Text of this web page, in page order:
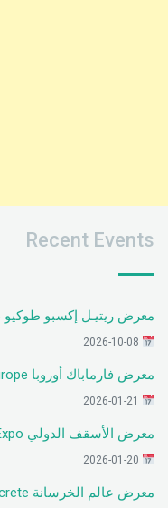
Recent Events
معرض ريتيـل إكسبو طوكيو 2026 – Retail Expo Tokyo
معرض فارماباك أوروبا Pharmapack Europe
معرض الأسقف الدولي International Roofing Expo
معرض عالم الخرسانة World of Concrete